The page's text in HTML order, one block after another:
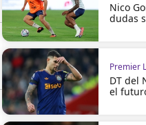
Nico
dudas
Premier
DT del
el